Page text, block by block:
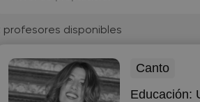
profesores disponibles
Canto
Educación: